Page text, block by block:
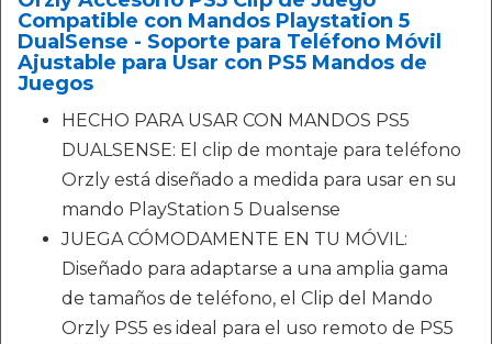
Compatible con Mandos Playstation 5
DualSense - Soporte para Teléfono Móvil
Ajustable para Usar con PS5 Mandos de
Juegos
HECHO PARA USAR CON MANDOS PS5
DUALSENSE: El clip de montaje para teléfono
Orzly está diseñado a medida para usar en su
mando PlayStation 5 Dualsense
JUEGA CÓMODAMENTE EN TU MÓVIL:
Diseñado para adaptarse a una amplia gama
de tamaños de teléfono, el Clip del Mando
Orzly PS5 es ideal para el uso remoto de PS5